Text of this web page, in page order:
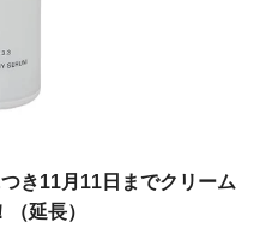
き11月11日までクリーム
延長）